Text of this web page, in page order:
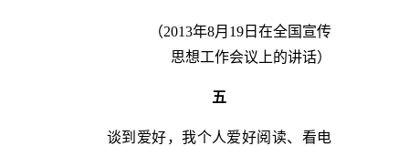
（2013年8月19日在全国宣传
思想工作会议上的讲话）
五
谈到爱好，我个人爱好阅读、看电